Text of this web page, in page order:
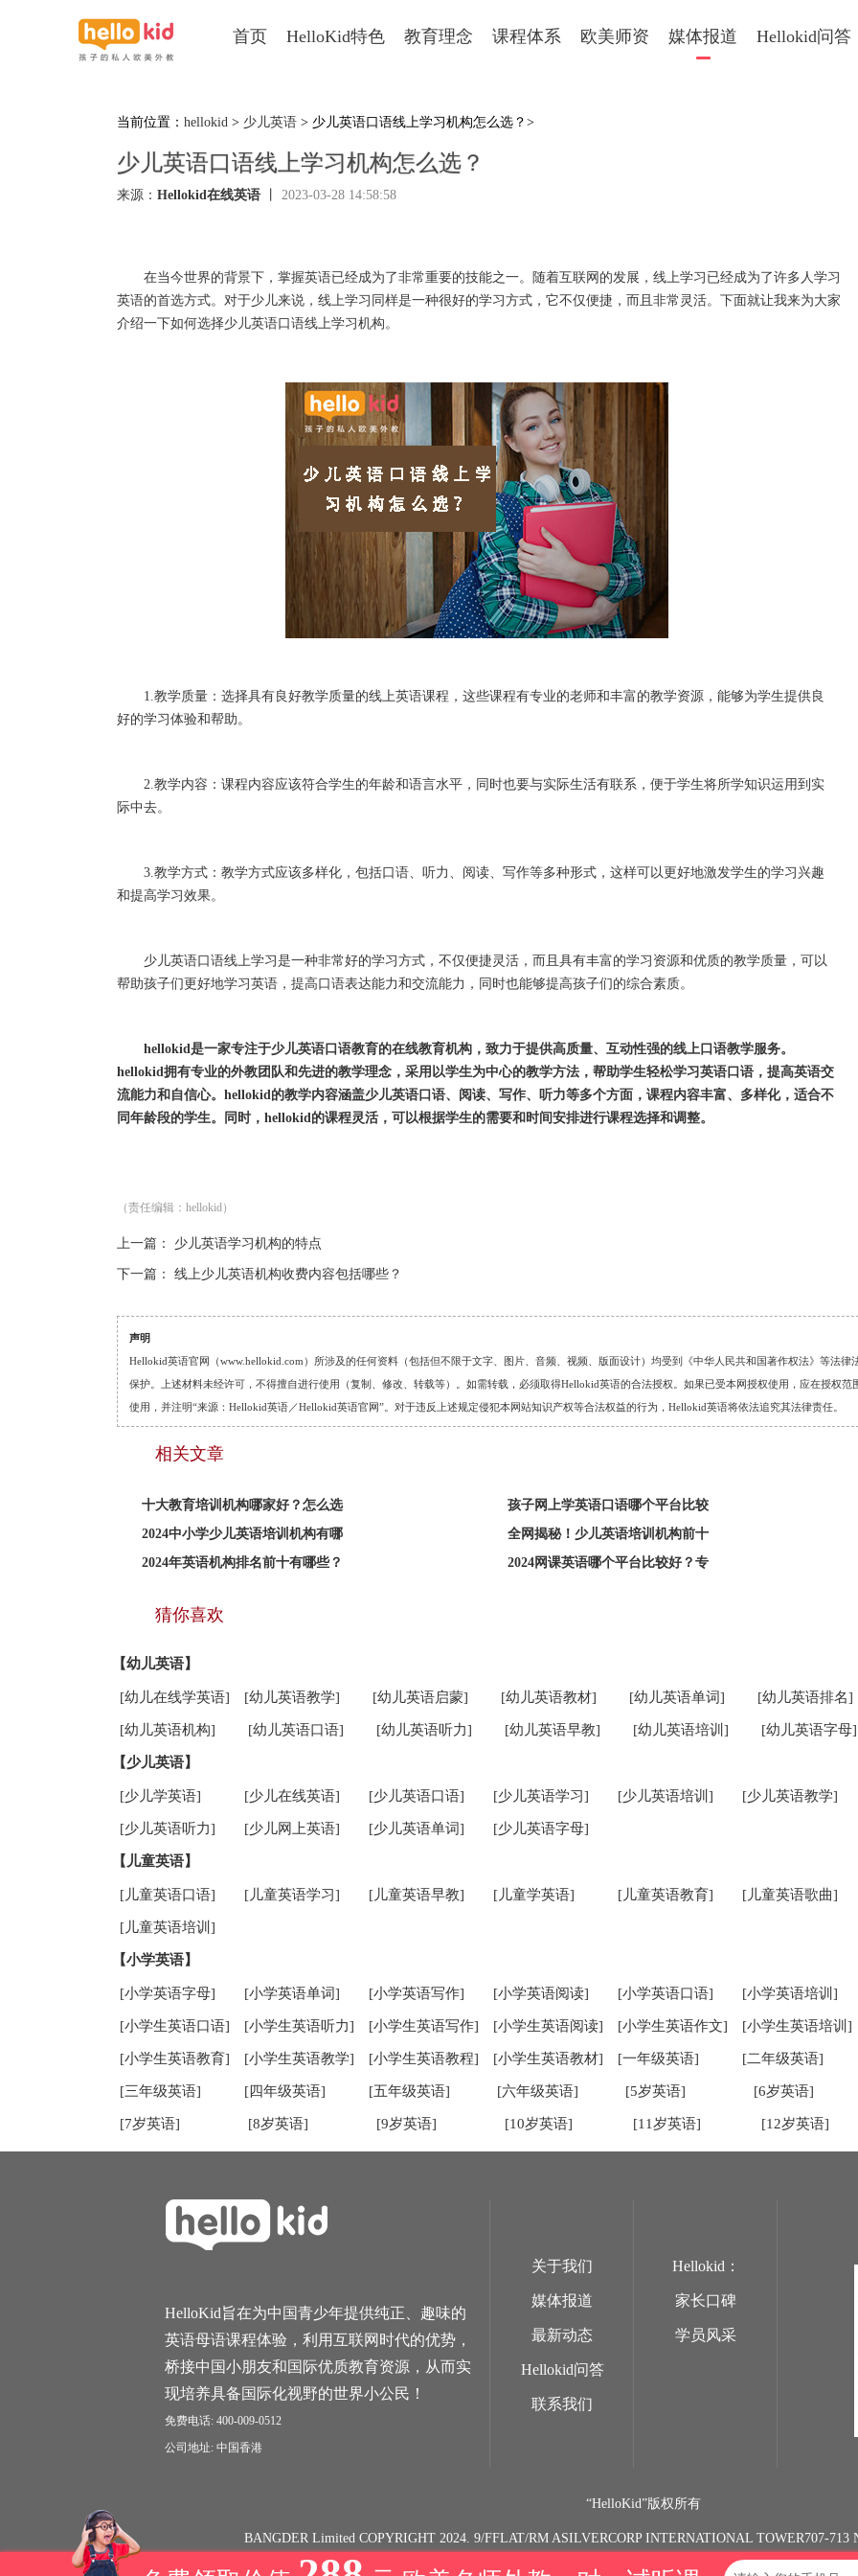
首页 HelloKid特色 教育理念 课程体系 欧美师资 媒体报道 Hellokid问答
当前位置： hellokid > 少儿英语 > 少儿英语口语线上学习机构怎么选？>
少儿英语口语线上学习机构怎么选？
来源： Hellokid在线英语 2023-03-28 14:58:58
在当今世界的背景下，掌握英语已经成为了非常重要的技能之一。随着互联网的发展，线上学习已经成为了许多人学习
英语的首选方式。对于少儿来说，线上学习同样是一种很好的学习方式，它不仅便捷，而且非常灵活。下面就让我来为大家
介绍一下如何选择少儿英语口语线上学习机构。
1.教学质量：选择具有良好教学质量的线上英语课程，这些课程有专业的老师和丰富的教学资源，能够为学生提供良
好的学习体验和帮助。
2.教学内容：课程内容应该符合学生的年龄和语言水平，同时也要与实际生活有联系，便于学生将所学知识运用到实
际中去。
3.教学方式：教学方式应该多样化，包括口语、听力、阅读、写作等多种形式，这样可以更好地激发学生的学习兴趣
和提高学习效果。
少儿英语口语线上学习是一种非常好的学习方式，不仅便捷灵活，而且具有丰富的学习资源和优质的教学质量，可以
帮助孩子们更好地学习英语，提高口语表达能力和交流能力，同时也能够提高孩子们的综合素质。
hellokid是一家专注于少儿英语口语教育的在线教育机构，致力于提供高质量、互动性强的线上口语教学服务。
hellokid拥有专业的外教团队和先进的教学理念，采用以学生为中心的教学方法，帮助学生轻松学习英语口语，提高英语交
流能力和自信心。hellokid的教学内容涵盖少儿英语口语、阅读、写作、听力等多个方面，课程内容丰富、多样化，适合不
同年龄段的学生。同时，hellokid的课程灵活，可以根据学生的需要和时间安排进行课程选择和调整。
（责任编辑：hellokid）
上一篇： 少儿英语学习机构的特点
下一篇： 线上少儿英语机构收费内容包括哪些？
声明
Hellokid英语官网（www.hellokid.com）所涉及的任何资料（包括但不限于文字、图片、音频、视频、版面设计）均受到《中华人民共和国著作权法》等法律
保护。上述材料未经许可，不得擅自进行使用（复制、修改、转载等）。如需转载，必须取得Hellokid英语的合法授权。如果已受本网授权使用，应在授权范
使用，并注明“来源：Hellokid英语／Hellokid英语官网”。对于违反上述规定侵犯本网站知识产权等合法权益的行为，Hellokid英语将依法追究其法律责任。
相关文章
十大教育培训机构哪家好？怎么选
孩子网上学英语口语哪个平台比较
2024中小学少儿英语培训机构有哪
全网揭秘！少儿英语培训机构前十
2024年英语机构排名前十有哪些？
2024网课英语哪个平台比较好？专
猜你喜欢
【幼儿英语】
[幼儿在线学英语] [幼儿英语教学] [幼儿英语启蒙] [幼儿英语教材] [幼儿英语单词] [幼儿英语排名]
[幼儿英语机构] [幼儿英语口语] [幼儿英语听力] [幼儿英语早教] [幼儿英语培训] [幼儿英语字母]
【少儿英语】
[少儿学英语] [少儿在线英语] [少儿英语口语] [少儿英语学习] [少儿英语培训] [少儿英语教学]
[少儿英语听力] [少儿网上英语] [少儿英语单词] [少儿英语字母]
【儿童英语】
[儿童英语口语] [儿童英语学习] [儿童英语早教] [儿童学英语] [儿童英语教育] [儿童英语歌曲]
[儿童英语培训]
【小学英语】
[小学英语字母] [小学英语单词] [小学英语写作] [小学英语阅读] [小学英语口语] [小学英语培训]
[小学生英语口语] [小学生英语听力] [小学生英语写作] [小学生英语阅读] [小学生英语作文] [小学生英语培训]
[小学生英语教育] [小学生英语教学] [小学生英语教程] [小学生英语教材] [一年级英语] [二年级英语]
[三年级英语] [四年级英语] [五年级英语] [六年级英语] [5岁英语] [6岁英语]
[7岁英语] [8岁英语] [9岁英语] [10岁英语] [11岁英语] [12岁英语]
HelloKid旨在为中国青少年提供纯正、趣味的
英语母语课程体验，利用互联网时代的优势，
桥接中国小朋友和国际优质教育资源，从而实
现培养具备国际化视野的世界小公民！
免费电话: 400-009-0512
公司地址: 中国香港
关于我们
媒体报道
最新动态
Hellokid问答
联系我们
Hellokid：
家长口碑
学员风采
“HelloKid”版权所有
BANGDER Limited COPYRIGHT 2024. 9/FFLAT/RM ASILVERCORP INTERNATIONAL TOWER707-